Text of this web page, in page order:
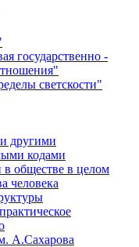
государственно -
светскости"
другими
кодами
обществе в целом
человека
А.Сахарова